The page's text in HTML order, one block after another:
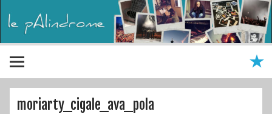
moriarty_cigale_ava_pola